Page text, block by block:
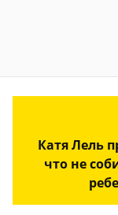
Катя Лель
что не